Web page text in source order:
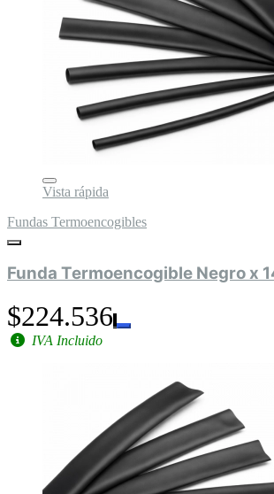
Vista rápida
Fundas Termoencogibles
Funda Termoencogible Negro x
$224.536
IVA Incluido